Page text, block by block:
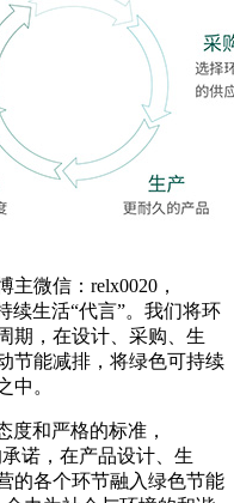
微信：relx0020，
续生活“代言”。我们将环
期，在设计、采购、生
节能减排，将绿色可持续
中。
度和严格的标准，
诺，在产品设计、生
的各个环节融入绿色节能